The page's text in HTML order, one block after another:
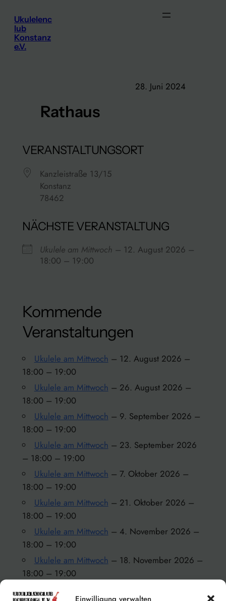
Einwilligung verwalten
Inhalt
springen
Ukulelenc
lub
Konstanz
e.V.
28. Juni 2024
Rathaus
VERANSTALTUNGSORT
Kanzleistraße 13/15
Konstanz
78462
NÄCHSTE VERANSTALTUNG
Ukulele am Mittwoch – 12. August 2026 –
18:00 – 19:00
Veranstaltungen anzeigen
Kommende
Veranstaltungen
Ukulele am Mittwoch – 12. August 2026 –
18:00 – 19:00
Ukulele am Mittwoch – 26. August 2026 –
18:00 – 19:00
Ukulele am Mittwoch – 9. September 2026 –
18:00 – 19:00
Ukulele am Mittwoch – 23. September 2026
– 18:00 – 19:00
Ukulele am Mittwoch – 7. Oktober 2026 –
18:00 – 19:00
Ukulele am Mittwoch – 21. Oktober 2026 –
18:00 – 19:00
Ukulele am Mittwoch – 4. November 2026 –
18:00 – 19:00
Ukulele am Mittwoch – 18. November 2026 –
18:00 – 19:00
Ukulele am Mittwoch